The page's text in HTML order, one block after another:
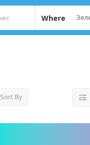
Where
Sort By